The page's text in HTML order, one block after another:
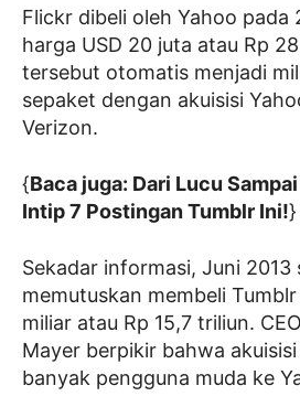
Flickr dibeli oleh Yahoo pada
harga USD 20 juta atau Rp
tersebut otomatis menjadi
sepaket dengan akuisisi
Verizon.
{Baca juga: Dari Lucu
Intip 7 Postingan Tumblr Ini!}
Sekadar informasi, Juni 2013
memutuskan membeli Tumblr
miliar atau Rp 15,7 triliun.
Mayer berpikir bahwa
banyak pengguna muda ke